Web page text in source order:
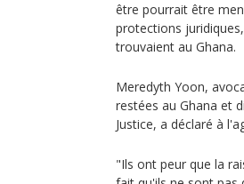
être pourrait être
protections
trouvaient au Ghana.
Meredyth Yoon,
restées au Ghana et
Justice, a déclaré à
"Ils ont peur que la